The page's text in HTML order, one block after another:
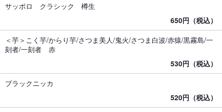
サッポロ クラシック 樽生
650円（税込）
＜芋＞こく芋/からり芋/さつま美人/鬼火/さつま白波/赤猿/黒霧島/一
刻者/一刻者 赤
530円（税込）
ブラックニッカ
520円（税込）